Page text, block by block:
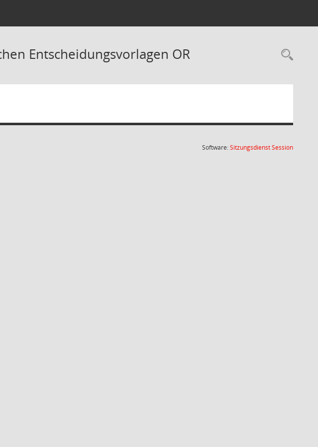
Entscheidungsvorlagen OR
Software:SitzungsdienstSession(Wird in